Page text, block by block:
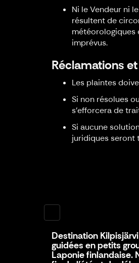
Ni le Vendeur ni
résultent de
météorologiques
imprévus.
Réclamations
Les plaintes
Si non résolues
s'efforcera de
Si aucune
juridiques seront
Destination
guidées en petits
Laponie finlandaise.